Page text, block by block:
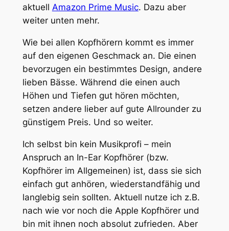
aktuell Amazon Prime Music. Dazu aber
weiter unten mehr.
Wie bei allen Kopfhörern kommt es immer
auf den eigenen Geschmack an. Die einen
bevorzugen ein bestimmtes Design, andere
lieben Bässe. Während die einen auch
Höhen und Tiefen gut hören möchten,
setzen andere lieber auf gute Allrounder zu
günstigem Preis. Und so weiter.
Ich selbst bin kein Musikprofi – mein
Anspruch an In-Ear Kopfhörer (bzw.
Kopfhörer im Allgemeinen) ist, dass sie sich
einfach gut anhören, wiederstandfähig und
langlebig sein sollten. Aktuell nutze ich z.B.
nach wie vor noch die Apple Kopfhörer und
bin mit ihnen noch absolut zufrieden. Aber